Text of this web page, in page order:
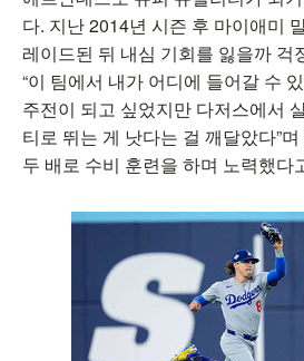
다. 지난 2014년 시즌 후 마이애미
레이드된 뒤 내심 기회를 잃을까 걱
“이 팀에서 내가 어디에 들어갈 수
주전이 되고 싶었지만 다저스에서
티로 뛰는 게 낫다는 걸 깨달았다”
두 배로 수비 훈련을 하며 노력했다